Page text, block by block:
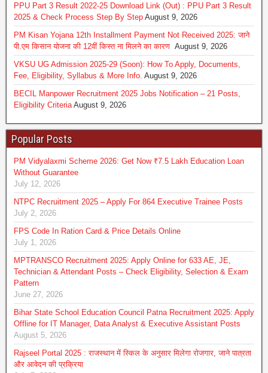
PPU Part 3 Result 2022-25 Download Link (Out) : PPU Part 3 Result
2025 & Check Process Step By Step August 9, 2026
PM Kisan Yojana 12th Installment Payment Not Received 2025: जाने
पी.एम किसान योजना की 12वीं किस्त ना मिलने का कारण August 9, 2026
VKSU UG Admission 2025-29 (Soon): How To Apply, Documents,
Fee, Eligibility, Syllabus & More Info. August 9, 2026
BECIL Manpower Recruitment 2025 Jobs Notification – 21 Posts,
Eligibility Criteria August 9, 2026
Popular Posts
PM Vidyalaxmi Scheme 2026: Get Now ₹7.5 Lakh Education Loan
Without Guarantee
July 12, 2026
NTPC Recruitment 2025 – Apply For 864 Executive Trainee Posts
July 2, 2026
FPS Code In Ration Card & Price Details Online
July 1, 2026
MPTRANSCO Recruitment 2025: Apply Online for 633 AE, JE,
Technician & Attendant Posts – Check Eligibility, Selection & Exam
Pattern
June 27, 2026
Bihar State School Education Council Patna Recruitment 2025: Apply
Offline for IT Manager, Data Analyst & Executive Assistant Posts
August 5, 2026
Rajseel Portal 2025 : राजस्थान में स्किल के अनुसार मिलेगा रोजगार, जाने पात्रता
और आवेदन की प्रक्रिया